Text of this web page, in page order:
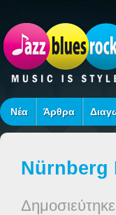
Νέα Άρθρα
Nürnberg